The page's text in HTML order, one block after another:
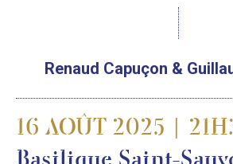
Renaud Capuçon &
16 AOÛT 2025 |